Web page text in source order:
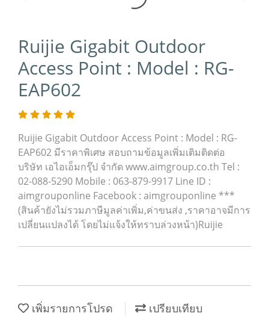
Ruijie Gigabit Outdoor
Access Point : Model : RG-
EAP602
Ruijie Gigabit Outdoor Access Point : Model : RG-
EAP602 มีราคาพิเศษ สอบถามข้อมูลเพิ่มเติมติดต่อ
บริษัท เอไอเอ็มกรุ๊ป จำกัด www.aimgroup.co.th Tel :
02-088-5290 Mobile : 063-879-9917 Line ID :
aimgrouponline Facebook : aimgrouponline ***
(สินค้ายังไม่รวมภาษีมูลค่าเพิ่ม,ค่าขนส่ง ,ราคาอาจมีการ
เปลี่ยนแปลงได้ โดยไม่แจ้งให้ทราบล่วงหน้า)Ruijie
เพิ่มรายการโปรด เปรียบเทียบ